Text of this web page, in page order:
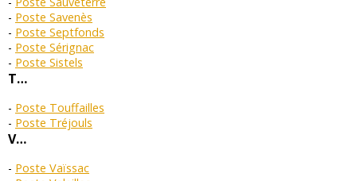
Poste Savenès
Poste Septfonds
Poste Sérignac
Poste Sistels
T…
Poste Touffailles
Poste Tréjouls
V…
Poste Vaïssac